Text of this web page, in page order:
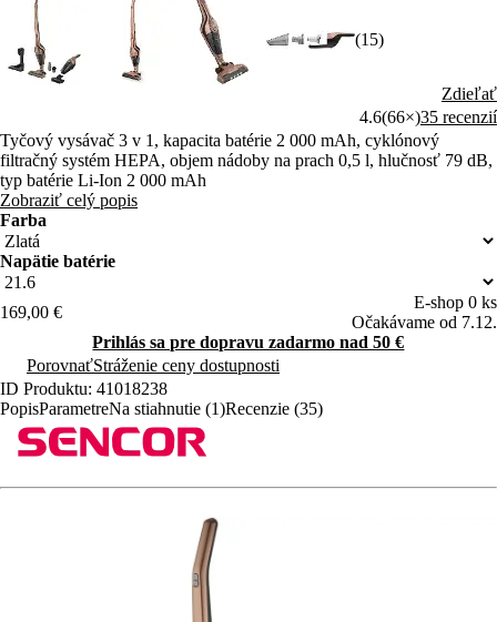
(15)
Zdieľať
4.6(66×)35 recenzií
Tyčový vysávač 3 v 1, kapacita batérie 2 000 mAh, cyklónový
filtračný systém HEPA, objem nádoby na prach 0,5 l, hlučnosť 79 dB,
typ batérie Li-Ion 2 000 mAh
Zobraziť celý popis
Farba
Napätie batérie
169,00 €
E-shop 0 ks
Očakávame od 7.12.
Prihlás sa pre dopravu zadarmo nad 50 €
PorovnaťStráženie ceny dostupnosti
ID Produktu: 41018238
PopisParametreNa stiahnutie (1)Recenzie (35)